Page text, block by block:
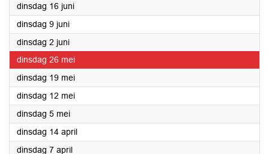
dinsdag 16 juni2026
dinsdag 9 juni2026
dinsdag 2 juni2026
dinsdag 26 mei2026
dinsdag 19 mei2026
dinsdag 12 mei2026
dinsdag 5 mei2026
dinsdag 14 april2026
dinsdag 7 april2026